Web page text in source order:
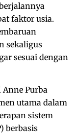
faktor usia.
sekaligus
sesuai dengan
Anne Purba
utama dalam
sistem
berbasis